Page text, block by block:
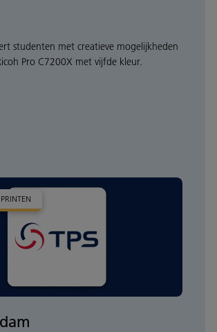
studenten met creatieve mogelijkheden
Pro C7200X met vijfde kleur.